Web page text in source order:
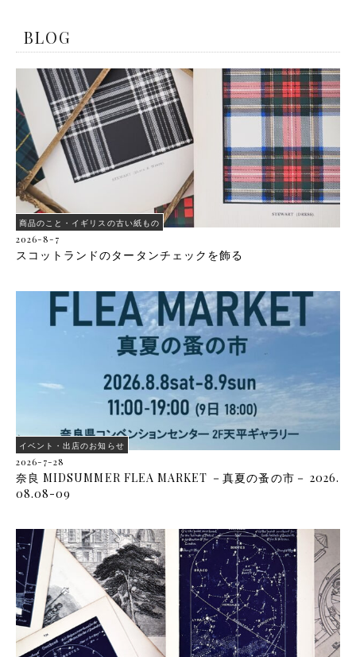
BLOG
商品のこと・イギリスの古い紙もの
2026-8-7
スコットランドのタータンチェックを飾る
イベント・出店のお知らせ
2026-7-28
奈良 MIDSUMMER FLEA MARKET －真夏の蚤の市－ 2026.
08.08-09